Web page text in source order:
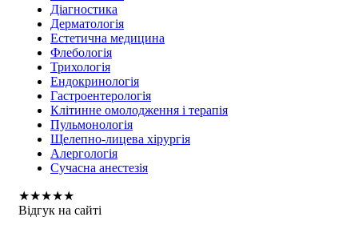
Діагностика
Дерматологія
Естетична медицина
Флебологія
Трихологія
Ендокринологія
Гастроентерологія
Клітинне омолодження і терапія
Пульмонологія
Щелепно-лицева хірургія
Алергологія
Сучасна анестезія
★★★★★
Відгук на сайті